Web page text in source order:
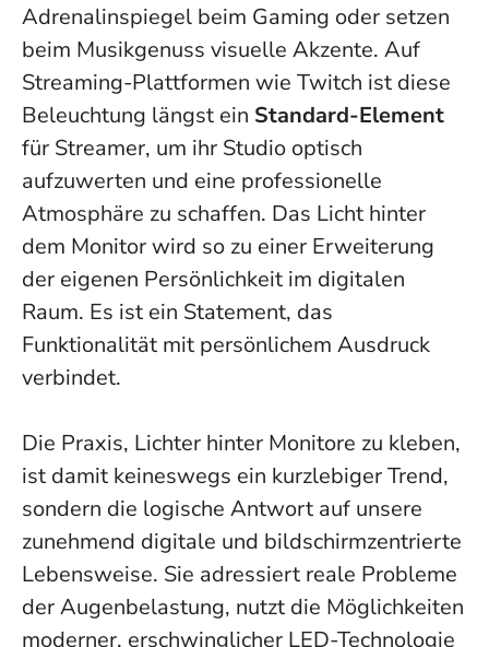
Adrenalinspiegel beim Gaming oder setzen
beim Musikgenuss visuelle Akzente. Auf
Streaming-Plattformen wie Twitch ist diese
Beleuchtung längst ein Standard-Element
für Streamer, um ihr Studio optisch
aufzuwerten und eine professionelle
Atmosphäre zu schaffen. Das Licht hinter
dem Monitor wird so zu einer Erweiterung
der eigenen Persönlichkeit im digitalen
Raum. Es ist ein Statement, das
Funktionalität mit persönlichem Ausdruck
verbindet.
Die Praxis, Lichter hinter Monitore zu kleben,
ist damit keineswegs ein kurzlebiger Trend,
sondern die logische Antwort auf unsere
zunehmend digitale und bildschirmzentrierte
Lebensweise. Sie adressiert reale Probleme
der Augenbelastung, nutzt die Möglichkeiten
moderner, erschwinglicher LED-Technologie